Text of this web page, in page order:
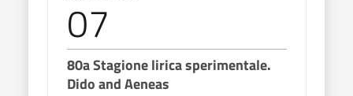
07
80a Stagione lirica sperimentale.
Dido and Aeneas